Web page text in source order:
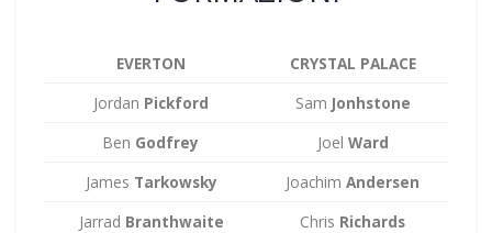
EVERTON
CRYSTAL PALACE
Jordan Pickford Sam Jonhstone
Ben Godfrey Joel Ward
James Tarkowsky Joachim Andersen
Jarrad Branthwaite Chris Richards